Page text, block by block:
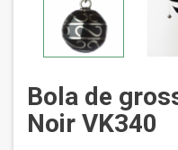
Bola de
Noir VK340